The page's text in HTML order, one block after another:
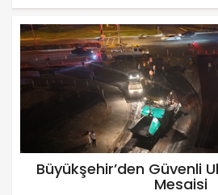
Büyükşehir’den Güvenli
Mesaisi